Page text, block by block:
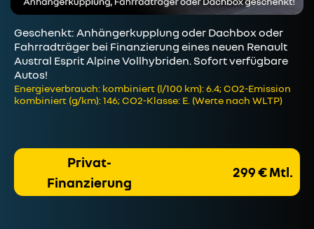
Geschenkt: Anhängerkupplung oder Dachbox oder
Fahrradträger bei Finanzierung eines neuen Renault
Austral Esprit Alpine Vollhybriden. Sofort verfügbare
Autos!
Energieverbrauch: kombiniert (l/100 km): 6.4; CO2-Emission
kombiniert (g/km): 146; CO2-Klasse: E. (Werte nach WLTP)
Privat-
Finanzierung
299 € Mtl.